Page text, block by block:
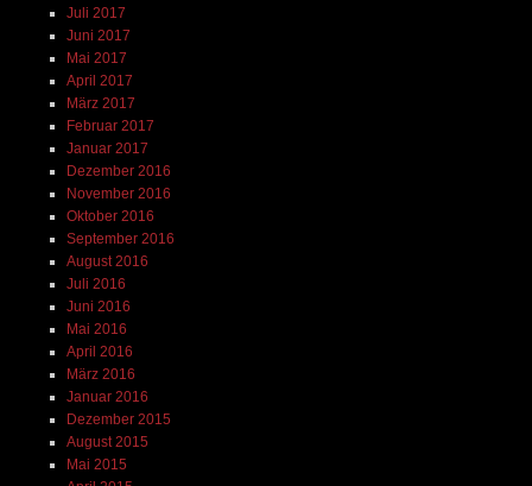
Juli 2017
Juni 2017
Mai 2017
April 2017
März 2017
Februar 2017
Januar 2017
Dezember 2016
November 2016
Oktober 2016
September 2016
August 2016
Juli 2016
Juni 2016
Mai 2016
April 2016
März 2016
Januar 2016
Dezember 2015
August 2015
Mai 2015